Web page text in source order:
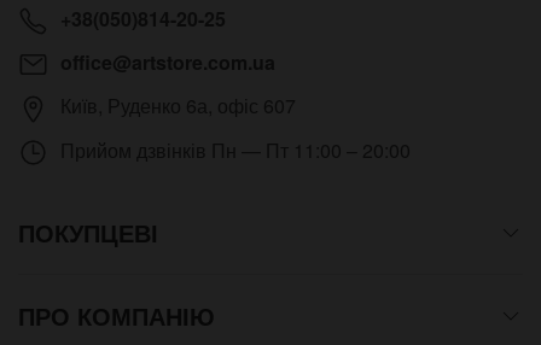
ПОКУПЦЕВІ
ПРО КОМПАНІЮ